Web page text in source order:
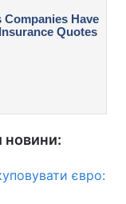
новини:
євро: